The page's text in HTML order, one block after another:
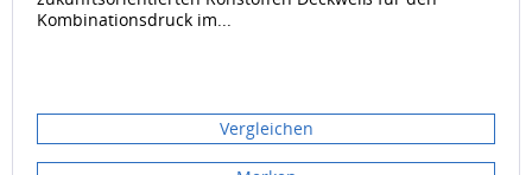
Kombinationsdruck im...
Vergleichen